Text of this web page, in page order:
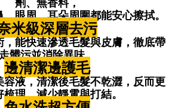
眼周、耳朵周圍都能安心擦拭。
米級深層去污
能快速滲透毛髮與皮膚，徹底帶
髒污並消除異味。
邊清潔邊護毛
容液，清潔後毛髮不乾澀，反而更
理，減少靜電與打結。